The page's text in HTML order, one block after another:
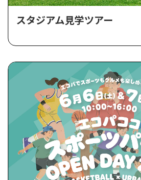
スタジアム見学ツアー